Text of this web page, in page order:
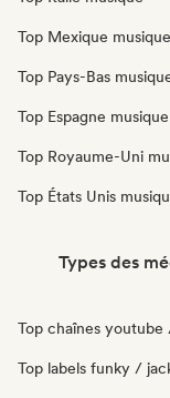
Top Mexique musique
Top Pays-Bas
Top Espagne musique
Top Royaume-Uni
Top États Unis
Types des
Top chaînes
Top labels funky /